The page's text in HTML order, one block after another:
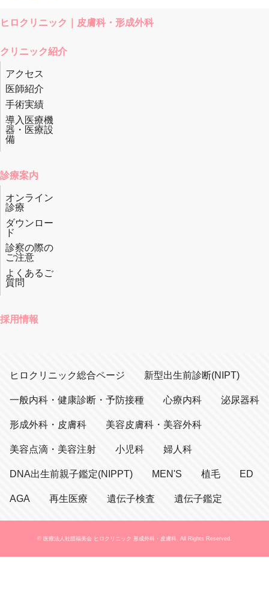
ヒロクリニック｜皮膚科・形成外科
クリニック紹介
アクセス
医師紹介
手術実績
導入医療機
器・医療設
備
診療案内
オンライン
診療
ダウンロー
ド
診察の際の
ご注意
よくあるご
質問
採用情報
ヒロクリニック総合ページ 新型出生前診断(NIPT)
一般内科・健康診断・予防接種 心療内科 泌尿器科
形成外科・皮膚科 美容皮膚科・美容外科
美容点滴・美容注射 小児科 婦人科
DNA出生前親子鑑定(NIPPT) MEN'S 植毛 ED
AGA 再生医療 遺伝子検査 遺伝子鑑定
© 医療法人社団福美会 ヒロクリニック 形成外科・皮膚科. All Rights Reserved.